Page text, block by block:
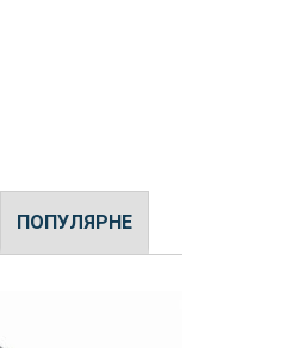
ПОПУЛЯРНЕ